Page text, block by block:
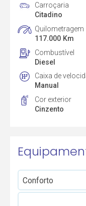
Carroçaria
Citadino
Quilometragem
117.000 Km
Combustível
Diesel
Caixa de
Manual
Cor exterior
Cinzento